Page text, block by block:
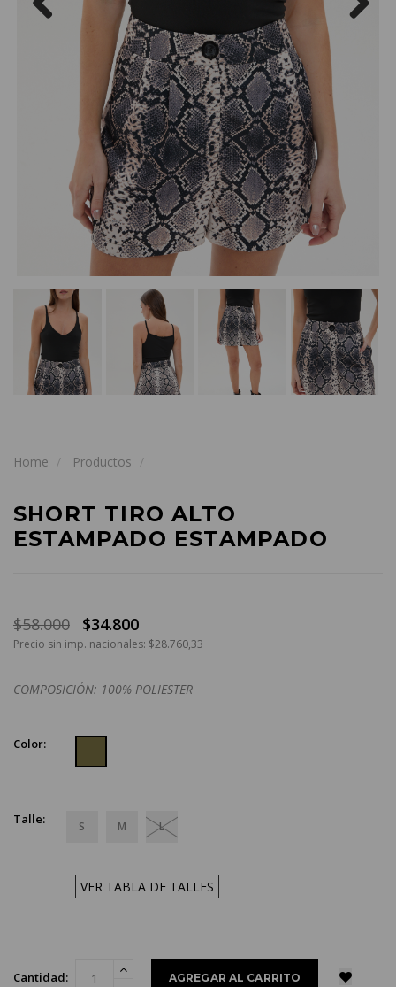
Home Productos
SHORT TIRO ALTO
ESTAMPADO ESTAMPADO
$58.000 $34.800
Precio sin imp. nacionales: $28.760,33
COMPOSICIÓN: 100% POLIESTER
Color:
Talle: S M L
VER TABLA DE TALLES
Cantidad: